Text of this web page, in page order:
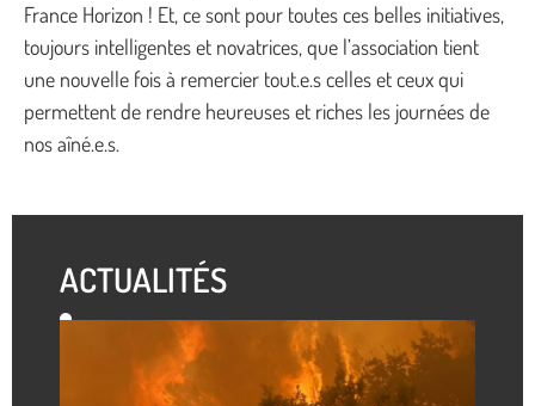
France Horizon ! Et, ce sont pour toutes ces belles initiatives,
toujours intelligentes et novatrices, que l’association tient
une nouvelle fois à remercier tout.e.s celles et ceux qui
permettent de rendre heureuses et riches les journées de
nos aîné.e.s.
ACTUALITÉS